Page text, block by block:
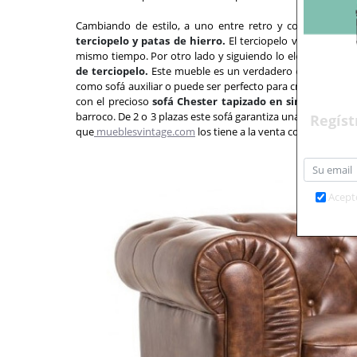
Cambiando de estilo, a uno entre retro y
terciopelo y patas de hierro. El terciopelo vuelve a
mismo tiempo. Por otro lado y siguiendo lo elegante y
de terciopelo. Este mueble es un verdadero objeto
como sofá auxiliar o puede ser perfecto para crear un
con el precioso sofá Chester tapizado en similpiel
barroco. De 2 o 3 plazas este sofá garantiza una
que mueblesvintage.com los tiene a la venta con grandes